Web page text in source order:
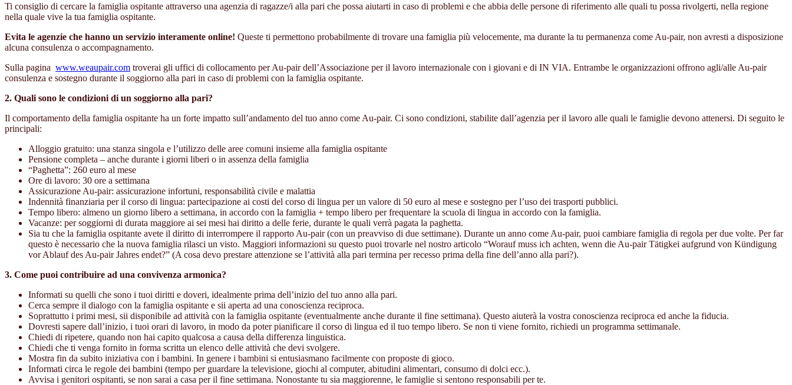
Ti consiglio di cercare la famiglia ospitante attraverso una agenzia di ragazze/i alla pari che possa aiutarti in caso di problemi e che abbia delle persone di riferimento alle quali tu possa rivolgerti, nella regione
nella quale vive la tua famiglia ospitante.
Evita le agenzie che hanno un servizio interamente online! Queste ti permettono probabilmente di trovare una famiglia più velocemente, ma durante la tu permanenza come Au-pair, non avresti a disposizione
alcuna consulenza o accompagnamento.
Sulla pagina www.weaupair.com troverai gli uffici di collocamento per Au-pair dell’Associazione per il lavoro internazionale con i giovani e di IN VIA. Entrambe le organizzazioni offrono agli/alle Au-pair
consulenza e sostegno durante il soggiorno alla pari in caso di problemi con la famiglia ospitante.
2. Quali sono le condizioni di un soggiorno alla pari?
Il comportamento della famiglia ospitante ha un forte impatto sull’andamento del tuo anno come Au-pair. Ci sono condizioni, stabilite dall’agenzia per il lavoro alle quali le famiglie devono attenersi. Di seguito le
principali:
Alloggio gratuito: una stanza singola e l’utilizzo delle aree comuni insieme alla famiglia ospitante
Pensione completa – anche durante i giorni liberi o in assenza della famiglia
“Paghetta”: 260 euro al mese
Ore di lavoro: 30 ore a settimana
Assicurazione Au-pair: assicurazione infortuni, responsabilità civile e malattia
Indennità finanziaria per il corso di lingua: partecipazione ai costi del corso di lingua per un valore di 50 euro al mese e sostegno per l’uso dei trasporti pubblici.
Tempo libero: almeno un giorno libero a settimana, in accordo con la famiglia + tempo libero per frequentare la scuola di lingua in accordo con la famiglia.
Vacanze: per soggiorni di durata maggiore ai sei mesi hai diritto a delle ferie, durante le quali verrà pagata la paghetta.
Sia tu che la famiglia ospitante avete il diritto di interrompere il rapporto Au-pair (con un preavviso di due settimane). Durante un anno come Au-pair, puoi cambiare famiglia di regola per due volte. Per far
questo è necessario che la nuova famiglia rilasci un visto. Maggiori informazioni su questo puoi trovarle nel nostro articolo “Worauf muss ich achten, wenn die Au-pair Tätigkei aufgrund von Kündigung
vor Ablauf des Au-pair Jahres endet?” (A cosa devo prestare attenzione se l’attività alla pari termina per recesso prima della fine dell’anno alla pari?).
3. Come puoi contribuire ad una convivenza armonica?
Informati su quelli che sono i tuoi diritti e doveri, idealmente prima dell’inizio del tuo anno alla pari.
Cerca sempre il dialogo con la famiglia ospitante e sii aperta ad una conoscienza reciproca.
Soprattutto i primi mesi, sii disponibile ad attività con la famiglia ospitante (eventualmente anche durante il fine settimana). Questo aiuterà la vostra conoscienza reciproca ed anche la fiducia.
Dovresti sapere dall’inizio, i tuoi orari di lavoro, in modo da poter pianificare il corso di lingua ed il tuo tempo libero. Se non ti viene fornito, richiedi un programma settimanale.
Chiedi di ripetere, quando non hai capito qualcosa a causa della differenza linguistica.
Chiedi che ti venga fornito in forma scritta un elenco delle attività che devi svolgere.
Mostra fin da subito iniziativa con i bambini. In genere i bambini si entusiasmano facilmente con proposte di gioco.
Informati circa le regole dei bambini (tempo per guardare la televisione, giochi al computer, abitudini alimentari, consumo di dolci ecc.).
Avvisa i genitori ospitanti, se non sarai a casa per il fine settimana. Nonostante tu sia maggiorenne, le famiglie si sentono responsabili per te.